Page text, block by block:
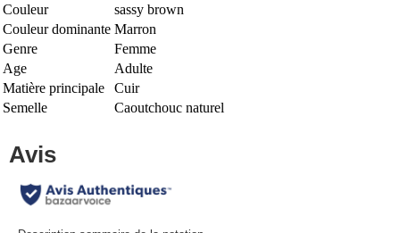
Couleur
sassy brown
Couleur dominante Marron
Genre
Femme
Age
Adulte
Matière principale
Cuir
Semelle
Caoutchouc naturel